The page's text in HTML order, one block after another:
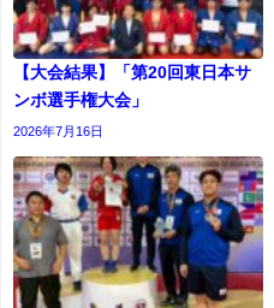
【大会結果】「第20回東日本サ
ンボ選手権大会」
2026年7月16日